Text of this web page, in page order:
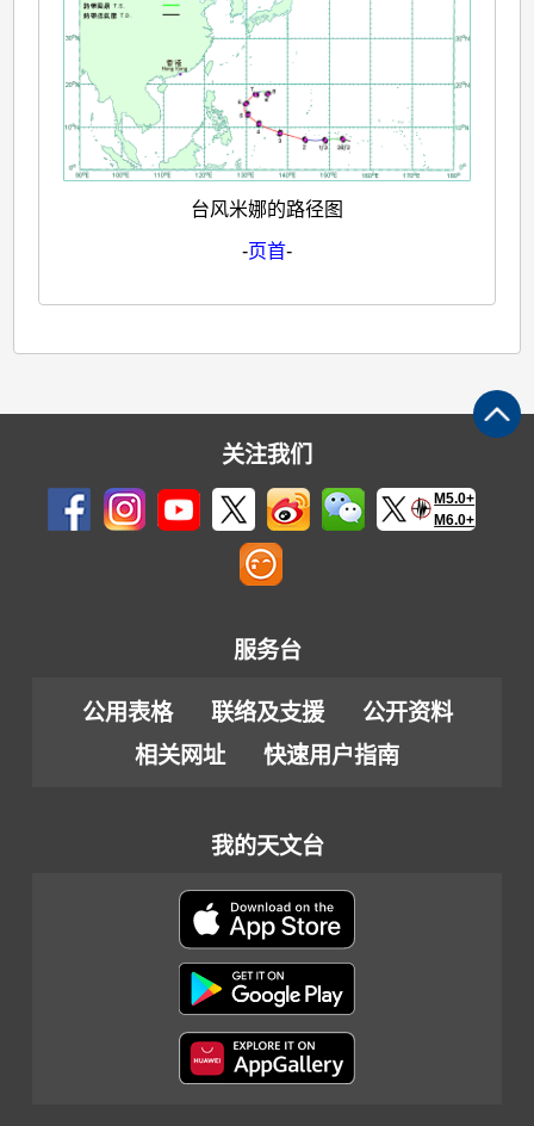
台风米娜的路径图
-页首-
关注我们
M5.0+
M6.0+
服务台
公用表格 联络及支援
公开资料
相关网址
快速用户指南
我的天文台